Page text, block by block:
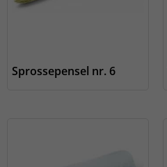
Sprossepensel nr. 6